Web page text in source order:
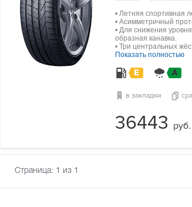
• Летняя спортивная
• Асимметричный
• Для снижения
образная канавка.
• Три центральных
Показать полностью
E A
в закладки
36443 руб.
Страница: 1 из 1